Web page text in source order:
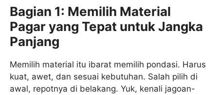
Bagian 1: Memilih Material
Pagar yang Tepat untuk Jangka
Panjang
Memilih material itu ibarat memilih pondasi. Harus
kuat, awet, dan sesuai kebutuhan. Salah pilih di
awal, repotnya di belakang. Yuk, kenali jagoan-